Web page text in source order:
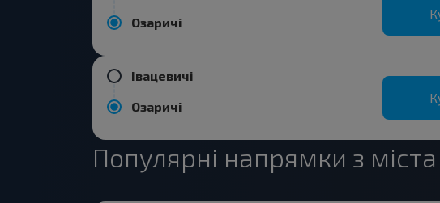
Озаричі
Івацевичі
Озаричі
Популярні напрямки з